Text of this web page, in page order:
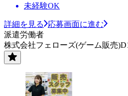
未経験OK
詳細を見る
応募画面に進む
派遣労働者
株式会社フェローズ(ゲーム販売